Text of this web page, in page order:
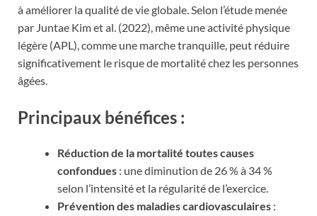
à améliorer la qualité de vie globale. Selon l’étude menée
par Juntae Kim et al. (2022), même une activité physique
légère (APL), comme une marche tranquille, peut réduire
significativement le risque de mortalité chez les personnes
âgées.
Principaux bénéfices :
Réduction de la mortalité toutes causes
confondues : une diminution de 26 % à 34 %
selon l’intensité et la régularité de l’exercice.
Prévention des maladies cardiovasculaires :